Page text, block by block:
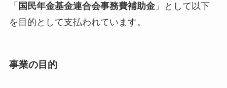
「 国民年金基金連合会事務費補助金」として以下
を目的として支払われています。
事業の目的